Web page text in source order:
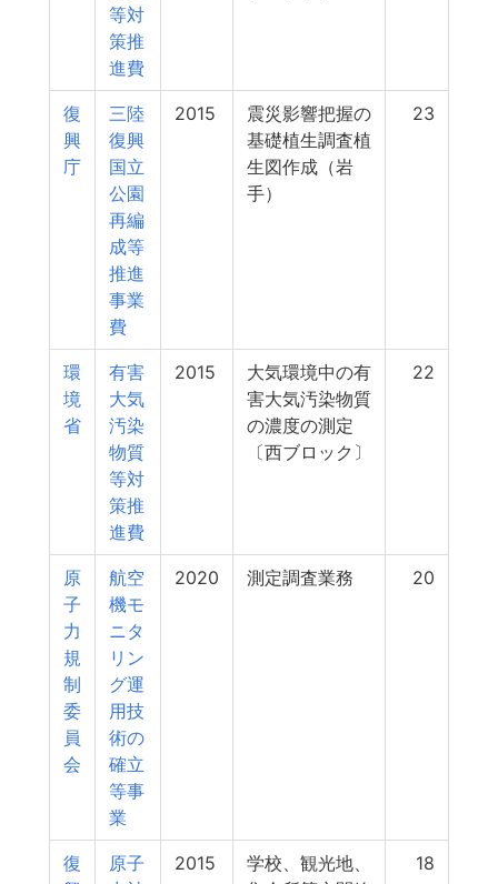
等対
策推
進費
復
興
庁
三陸
復興
国立
公園
再編
成等
推進
事業
費
2015
震災影響把握の
基礎植生調査植
生図作成（岩
手）
23
環
境
省
有害
大気
汚染
物質
等対
策推
進費
2015
大気環境中の有
害大気汚染物質
の濃度の測定
〔西ブロック〕
22
原
子
力
規
制
委
員
会
航空
機モ
ニタ
リン
グ運
用技
術の
確立
等事
業
2020 測定調査業務 20
復
原子
2015
学校、観光地、
18